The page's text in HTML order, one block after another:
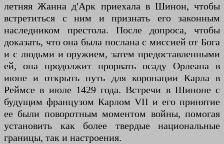
летняя Жанна д'Арк приехала в Шинон, чтобы
встретиться с ним и признать его законным
наследником престола. После допроса, чтобы
доказать, что она была послана с миссией от Бога
и с людьми и оружием, затем предоставленными
ей, она продолжит прорвать осаду Орлеана в
июне и открыть путь для коронации Карла в
Реймсе в июле 1429 года. Встречи в Шиноне с
будущим французом Карлом VII и его принятие
ее были поворотным моментом войны, помогая
установить как более твердые национальные
границы, так и настроения.